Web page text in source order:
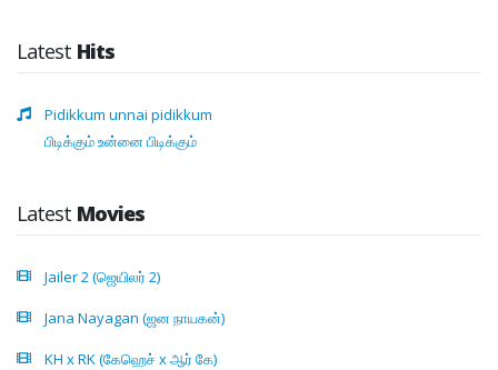
Latest Hits
Pidikkum unnai pidikkum
பிடிக்கும் உன்னை பிடிக்கும்
Latest Movies
Jailer 2 (ஜெயிலர் 2)
Jana Nayagan (ஜன நாயகன்)
KH x RK (கேஹெச் x ஆர் கே)